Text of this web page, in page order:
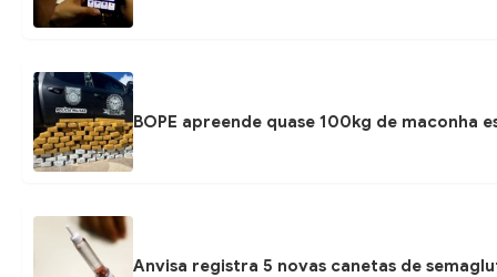
BOPE apreende quase 100kg de
Anvisa registra 5 novas canetas de